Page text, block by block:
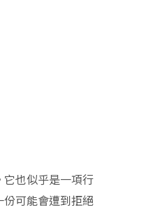
也似乎是一項行
可能會遭到拒絕